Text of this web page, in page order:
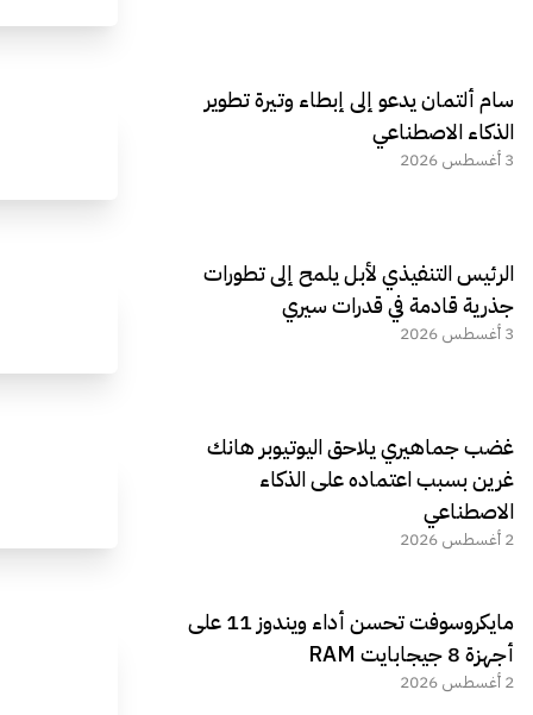
سام ألتمان يدعو إلى إبطاء وتيرة تطوير
الذكاء الاصطناعي
3 أغسطس 2026
الرئيس التنفيذي لأبل يلمح إلى تطورات
جذرية قادمة في قدرات سيري
3 أغسطس 2026
غضب جماهيري يلاحق اليوتيوبر هانك
غرين بسبب اعتماده على الذكاء
الاصطناعي
2 أغسطس 2026
مايكروسوفت تحسن أداء ويندوز 11 على
أجهزة 8 جيجابايت RAM
2 أغسطس 2026